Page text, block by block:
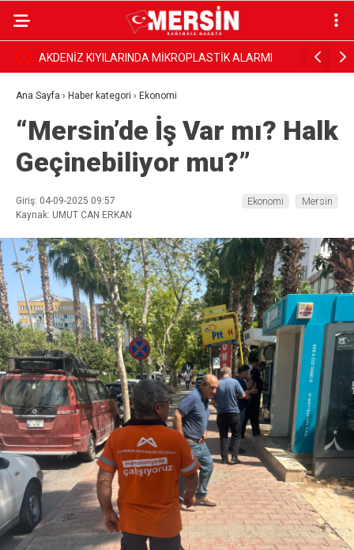
kabul AKDENİZ KIYILARINDA MİKROPLASTİK ALARMI
SÜRÜYOR: ATIK İTHALATI VE DENETİMLER DE
GÜNDEMDE
‘KENT
Ana Sayfa › Haber kategori › Ekonomi
“Mersin’de İş Var mı? Halk
Geçinebiliyor mu?”
Giriş: 04-09-2025 09:57
Kaynak: UMUT CAN ERKAN
Ekonomi Mersin